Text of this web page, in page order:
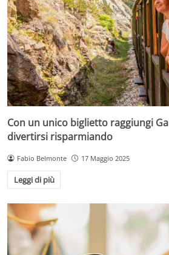
Con un unico biglietto raggiungi
divertirsi risparmiando
Fabio Belmonte 17 Maggio 2025
Leggi di più